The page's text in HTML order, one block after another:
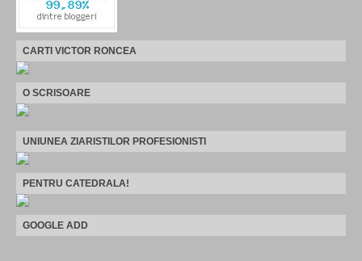
CARTI VICTOR RONCEA
O SCRISOARE
UNIUNEA ZIARISTILOR PROFESIONISTI
PENTRU CATEDRALA!
GOOGLE ADD